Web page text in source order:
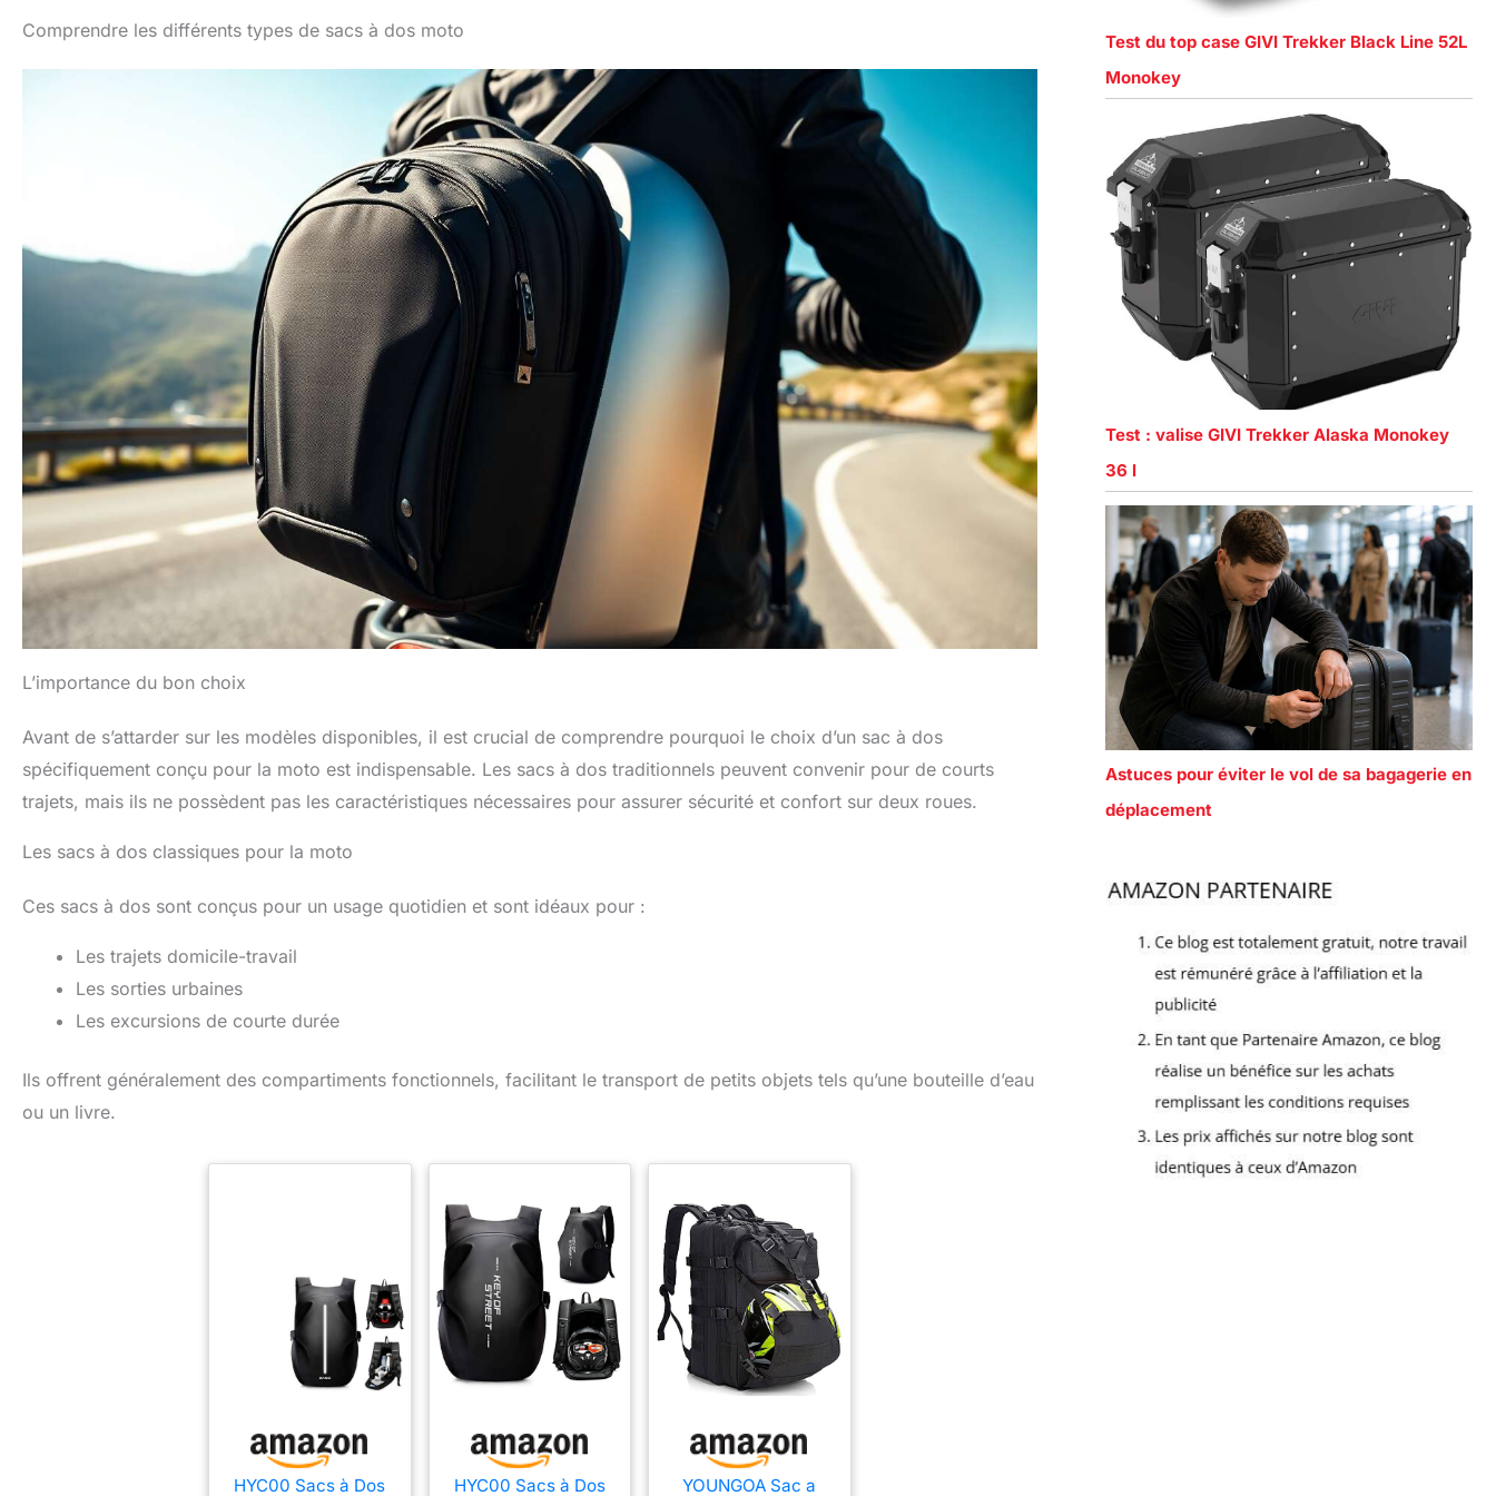
Comprendre les différents types de sacs à dos moto
L’importance du bon choix
Avant de s’attarder sur les modèles disponibles, il est crucial de comprendre pourquoi le choix d’un sac à dos
spécifiquement conçu pour la moto est indispensable. Les sacs à dos traditionnels peuvent convenir pour de courts
trajets, mais ils ne possèdent pas les caractéristiques nécessaires pour assurer sécurité et confort sur deux roues.
Les sacs à dos classiques pour la moto
Ces sacs à dos sont conçus pour un usage quotidien et sont idéaux pour :
Les trajets domicile-travail
Les sorties urbaines
Les excursions de courte durée
Ils offrent généralement des compartiments fonctionnels, facilitant le transport de petits objets tels qu’une bouteille d’eau
ou un livre.
HYC00 Sacs à Dos
HYC00 Sacs à Dos
YOUNGOA Sac a
Test du top case GIVI Trekker Black Line 52L
Monokey
Test : valise GIVI Trekker Alaska Monokey
36 l
Astuces pour éviter le vol de sa bagagerie en
déplacement